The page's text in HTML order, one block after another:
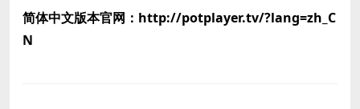
简体中文版本官网：http://potplayer.tv/?lang=zh_C
N